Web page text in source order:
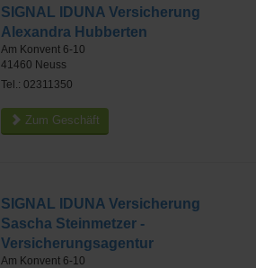
SIGNAL IDUNA Versicherung
Alexandra Hubberten
Am Konvent 6-10
41460 Neuss
Tel.: 02311350
Zum Geschäft
SIGNAL IDUNA Versicherung
Sascha Steinmetzer -
Versicherungsagentur
Am Konvent 6-10